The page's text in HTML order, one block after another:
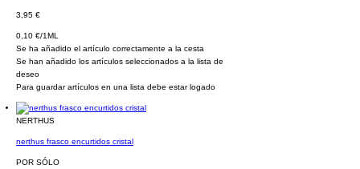
3,95 €
0,10 €/1ML
Se ha añadido el artículo correctamente a la cesta
Se han añadido los artículos seleccionados a la lista de
deseo
Para guardar artículos en una lista debe estar logado
NERTHUS
nerthus frasco encurtidos cristal
POR SÓLO